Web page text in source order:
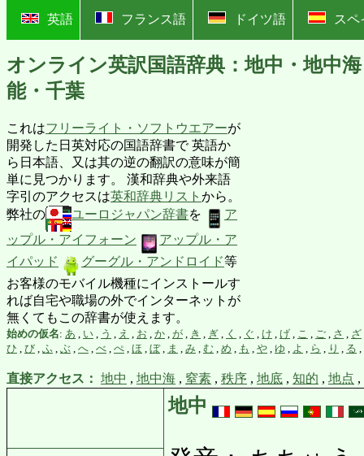
英語 フランス語 ドイツ語 スペ
オンライン英訳国語辞典：地中・地中
能・千葉
これはフリーライト・ソフトウエアーが
開発した日英対応の国語辞書で 英語か
ら日本語、又は其の逆の翻訳の意味が簡
単に見つかります。 漢和辞典や外来語
字引のアクセスは英和辞典リスト から。
弊社の
ユーロジャパン辞書を
ア
ップル・アイフォーン
アップル・ア
イパッド
グーグル・アンドロイド等
お客様のモバイル機種にインストールす
れば自宅や職場の外でインターネットが
無くてもこの辞書が使えます。
始めの仮名: あ い う え お か が き ぎ く ぐ け げ こ ご さ ざ
ひ
び ふ ぶ へ べ ぺ ほ ぼ, ま み む め も や ゆ よ ら り る
直接アクセス： 地中 , 地中海 , 窒素 , 秩序 , 地底 , 知的 , 地点 ,
地中